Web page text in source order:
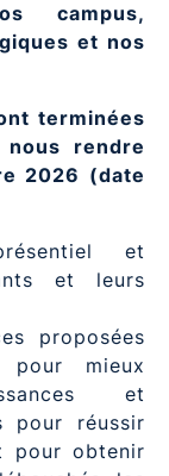
campus,
et nos
terminées
nous rendre
2026 (date
et
et leurs
proposées
pour mieux
et
pour réussir
pour obtenir